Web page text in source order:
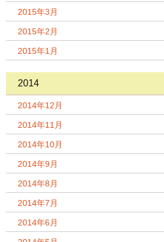
2015年3月
2015年2月
2015年1月
2014
2014年12月
2014年11月
2014年10月
2014年9月
2014年8月
2014年7月
2014年6月